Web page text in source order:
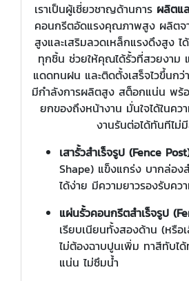
เราเป็นผู้เชี่ยวชาญด้านการ ผลิตแ
คอนกรีตอัดแรงคุณภาพสูง ผลิตจ
สูงและเสริมลวดเหล็กแรงดึงสูง ไ
ทุกชิ้น ช่วยให้คุณได้รั้วที่สวยงาม
แดดทนฝน และติดตั้งเสร็จไวขึ้นกว่
มีกำลังการผลิตสูง สต็อกแน่น พร้
ยกของถึงหน้างาน มั่นใจได้ในคว
งานรันต่อได้ทันทีไม่
เสารั้วสำเร็จรูป (Fence
Shape) แข็งแกร่ง บากล่อง
ได้ง่าย มีความยาวรองรับค
แผ่นรั้วคอนกรีตสำเร็จรูป
เรียบเนียนทั้งสองด้าน (หรื
ไม่ต้องฉาบปูนเพิ่ม ทาสีทับไ
แน่น ไม่ซึมน้ำ